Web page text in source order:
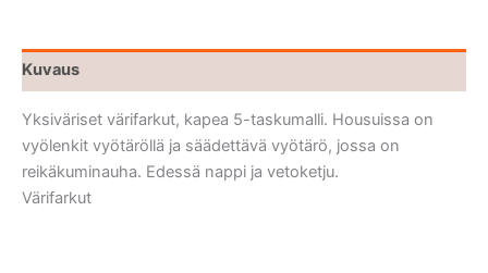
Kuvaus
Yksiväriset värifarkut, kapea 5-taskumalli. Housuissa on
vyölenkit vyötäröllä ja säädettävä vyötärö, jossa on
reikäkuminauha. Edessä nappi ja vetoketju.
Värifarkut